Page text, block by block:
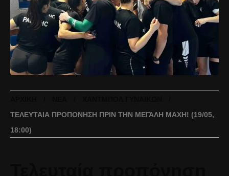
ΤΕΛΕΥΤΑΊΑ ΠΡΟΠΌΝΗΣΗ ΠΡΙΝ ΤΗΝ ΜΕΓΆΛΗ ΜΆΧΗ! (19/05,
18:00)